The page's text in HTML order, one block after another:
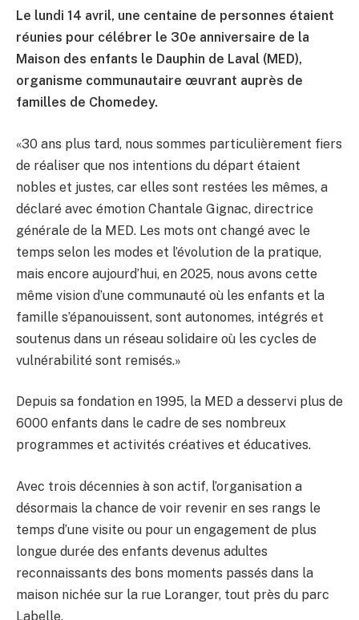
Le lundi 14 avril, une centaine de personnes étaient
réunies pour célébrer le 30e anniversaire de la
Maison des enfants le Dauphin de Laval (MED),
organisme communautaire œuvrant auprès de
familles de Chomedey.
«30 ans plus tard, nous sommes particulièrement fiers
de réaliser que nos intentions du départ étaient
nobles et justes, car elles sont restées les mêmes, a
déclaré avec émotion Chantale Gignac, directrice
générale de la MED. Les mots ont changé avec le
temps selon les modes et l’évolution de la pratique,
mais encore aujourd’hui, en 2025, nous avons cette
même vision d’une communauté où les enfants et la
famille s’épanouissent, sont autonomes, intégrés et
soutenus dans un réseau solidaire où les cycles de
vulnérabilité sont remisés.»
Depuis sa fondation en 1995, la MED a desservi plus de
6000 enfants dans le cadre de ses nombreux
programmes et activités créatives et éducatives.
Avec trois décennies à son actif, l’organisation a
désormais la chance de voir revenir en ses rangs le
temps d’une visite ou pour un engagement de plus
longue durée des enfants devenus adultes
reconnaissants des bons moments passés dans la
maison nichée sur la rue Loranger, tout près du parc
Labelle.